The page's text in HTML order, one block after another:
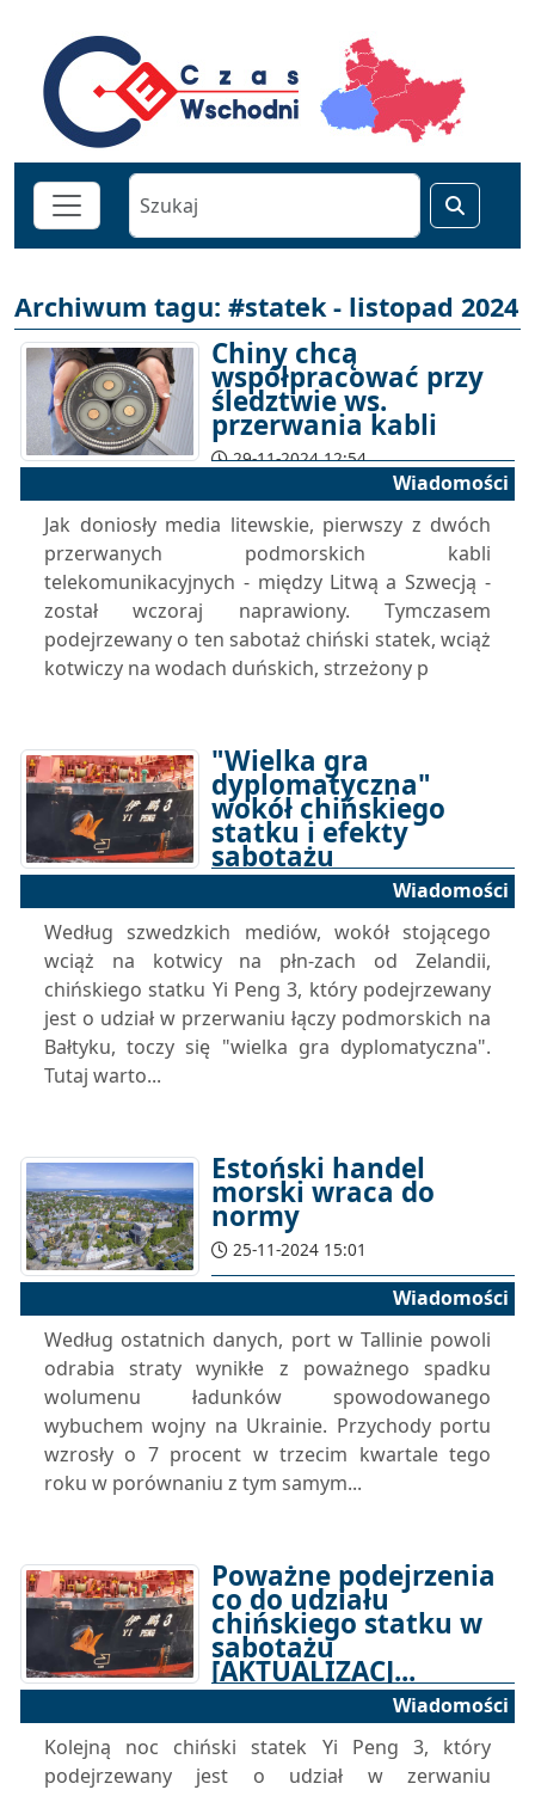
Archiwum tagu: #statek - listopad 2024
Chiny chcą
współpracować przy
śledztwie ws.
przerwania kabli
29-11-2024 12:54
Wiadomości
Jak doniosły media litewskie, pierwszy z dwóch
przerwanych podmorskich kabli
telekomunikacyjnych - między Litwą a Szwecją -
został wczoraj naprawiony. Tymczasem
podejrzewany o ten sabotaż chiński statek, wciąż
kotwiczy na wodach duńskich, strzeżony p
"Wielka gra
dyplomatyczna"
wokół chińskiego
statku i efekty
sabotażu
Wiadomości
Według szwedzkich mediów, wokół stojącego
wciąż na kotwicy na płn-zach od Zelandii,
chińskiego statku Yi Peng 3, który podejrzewany
jest o udział w przerwaniu łączy podmorskich na
Bałtyku, toczy się "wielka gra dyplomatyczna".
Tutaj warto...
Estoński handel
morski wraca do
normy
25-11-2024 15:01
Wiadomości
Według ostatnich danych, port w Tallinie powoli
odrabia straty wynikłe z poważnego spadku
wolumenu ładunków spowodowanego
wybuchem wojny na Ukrainie. Przychody portu
wzrosły o 7 procent w trzecim kwartale tego
roku w porównaniu z tym samym...
Poważne podejrzenia
co do udziału
chińskiego statku w
sabotażu
[AKTUALIZACJ...
Wiadomości
Kolejną noc chiński statek Yi Peng 3, który
podejrzewany jest o udział w zerwaniu